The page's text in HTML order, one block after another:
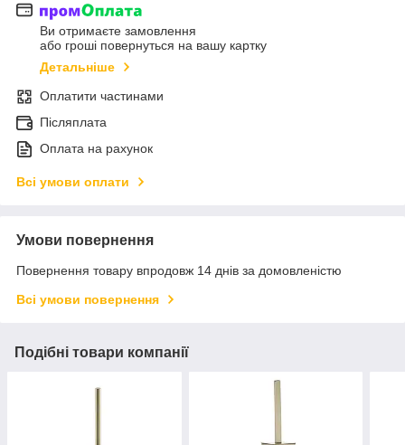
Ви отримаєте замовлення
або гроші повернуться на вашу картку
Детальніше
Оплатити частинами
Післяплата
Оплата на рахунок
Всі умови оплати
Умови повернення
Повернення товару впродовж 14 днів за домовленістю
Всі умови повернення
Подібні товари компанії